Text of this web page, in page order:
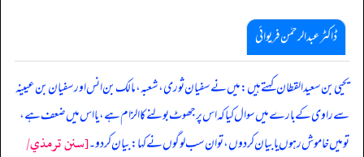
ڈاکٹر عبدالرحمٰن فریوائی
‏‏‏‏ یحیی بن سعید القطان کہتے ہیں: میں نے سفیان ثوری، شعبہ، مالک بن انس اور سفیان بن عیینہ
سے راوی کے بارے میں سوال کیا کہ اس پر جھوٹ بولنے کا الزام ہے، یا اس میں ضعف ہے،
تو میں خاموش رہوں یا بیان کر دوں، تو ان سب لوگوں نے کہا: بیان کر دو۔[سنن ترمذي/